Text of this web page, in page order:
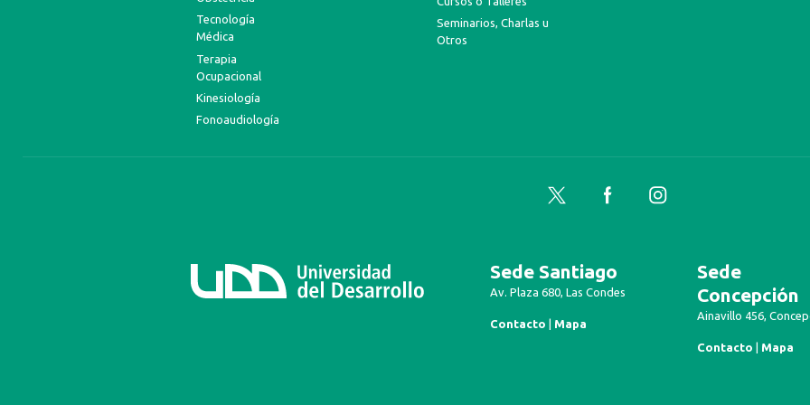
Tecnología
Médica
Terapia
Ocupacional
Kinesiología
Fonoaudiología
Seminarios, Charlas u
Otros
Twitter FacebookInstagram
Sede Santiago
Av. Plaza 680, Las Condes
Contacto | Mapa
Sede
Concepción
Ainavillo 456,
Contacto | Mapa